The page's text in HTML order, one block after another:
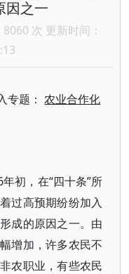
因之一
次 更新时间：
专题：农业合作化
初，在“四十条”所
过高预期纷纷加入
成的原因之一。由
增加，许多农民不
农职业，有些农民